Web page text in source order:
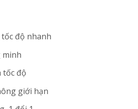
tốc độ nhanh
tốc độ
giới hạn